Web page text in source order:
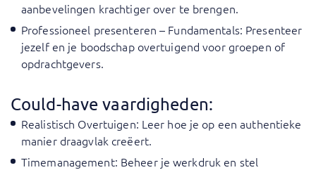
aanbevelingen krachtiger over te brengen.
Professioneel presenteren – Fundamentals: Presenteer
jezelf en je boodschap overtuigend voor groepen of
opdrachtgevers.
Could-have vaardigheden:
Realistisch Overtuigen: Leer hoe je op een authentieke
manier draagvlak creëert.
Timemanagement: Beheer je werkdruk en stel